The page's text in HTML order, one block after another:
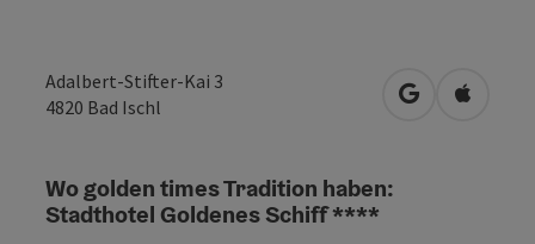
Adalbert-Stifter-Kai 3
4820 Bad Ischl in Google
in
Wo golden times Tradition haben:
Stadthotel Goldenes Schiff ****